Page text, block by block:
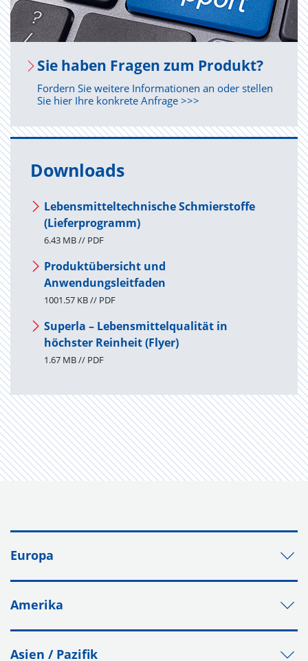
Sie haben Fra­gen zum Pro­dukt?
Fordern Sie weitere Informationen an oder stellen
Sie hier Ihre konkrete Anfrage >>>
Downloads
Lebensmitteltechnische Schmierstoffe
(Lieferprogramm)
6.43 MB // PDF
Produktübersicht und
Anwendungsleitfaden
1001.57 KB // PDF
Superla – Lebensmittelqualität in
höchster Reinheit (Flyer)
1.67 MB // PDF
Europa
Amerika
Asien / Pazifik